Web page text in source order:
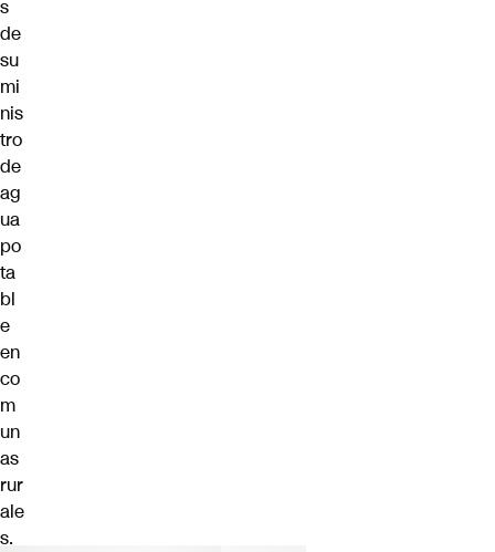
s
de
su
mi
nis
tro
de
ag
ua
po
ta
bl
e
en
co
m
un
as
rur
ale
s.